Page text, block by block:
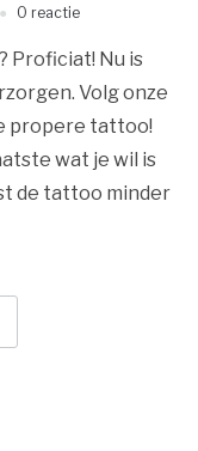
0 reactie
Proficiat! Nu is
Volg onze
propere tattoo!
wat je wil is
de tattoo minder